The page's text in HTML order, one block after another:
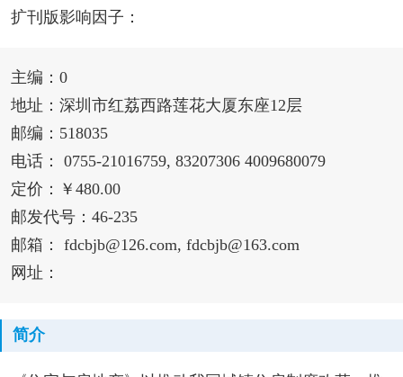
扩刊版影响因子：
主编：0
地址：深圳市红荔西路莲花大厦东座12层
邮编：518035
电话： 0755-21016759, 83207306 4009680079
定价：￥480.00
邮发代号：46-235
邮箱： fdcbjb@126.com, fdcbjb@163.com
网址：
简介